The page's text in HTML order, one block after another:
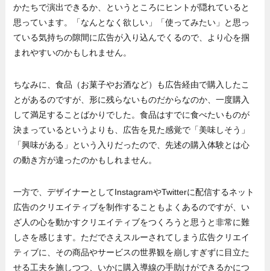
かたちで演出できるか、というところにヒントが隠れていると
思っています。「なんとなく欲しい」「使ってみたい」と思っ
ている気持ちの隙間に広告が入り込んでくるので、より心を掴
まれやすいのかもしれません。
ちなみに、食品（お菓子やお酒など）も広告経由で購入したこ
とがあるのですが、形に残らないものだからなのか、一度購入
して満足することばかりでした。食品はすでに食べたいものが
決まっているというよりも、広告を見た感覚で「美味しそう」
「興味がある」という入りだったので、先述の購入体験とは心
の動き方が違ったのかもしれません。
一方で、デザイナーとしてInstagramやTwitterに配信するネット
広告のクリエイティブを制作することもよくあるのですが、い
ざ人の心を動かすクリエイティブをつくろうと思うと非常に難
しさを感じます。ただでさえスルーされてしまう広告クリエイ
ティブに、その商品やサービスの世界観を崩しすぎずに目立た
せる工夫を施しつつ、いかに購入導線の手助けができるかにつ